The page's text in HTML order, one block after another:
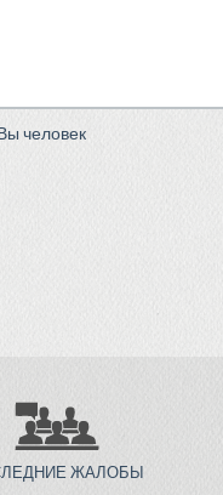
человек
ЖАЛОБЫ